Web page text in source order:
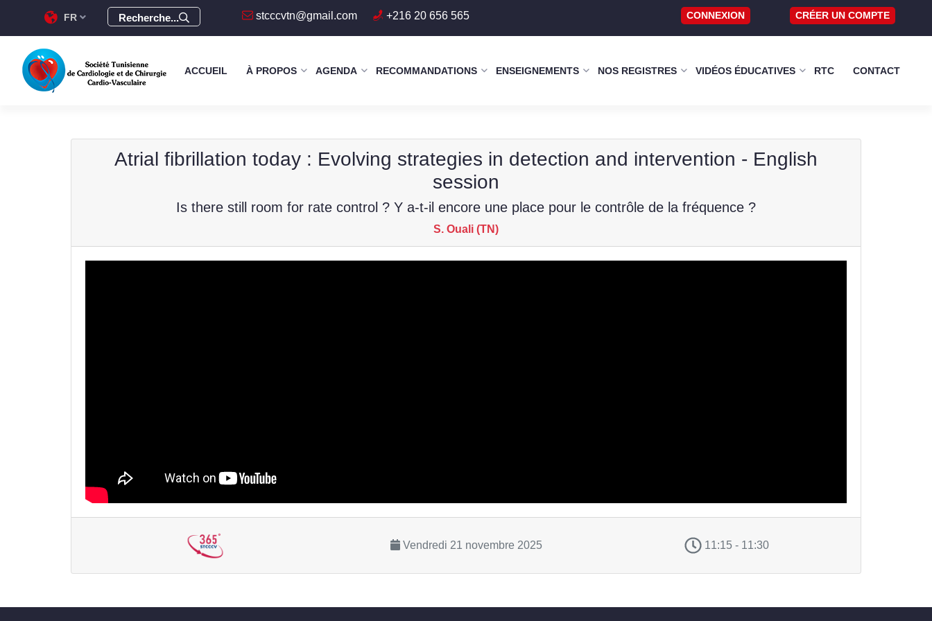
stcccvtn@gmail.com +216 20 656 565
FR Recherche... CONNEXION CRÉER UN COMPTE
ACCUEIL À PROPOS AGENDA RECOMMANDATIONS ENSEIGNEMENTS NOS REGISTRES VIDÉOS ÉDUCATIVES RTC CONTACT
Atrial fibrillation today : Evolving strategies in detection and intervention - English
session
Is there still room for rate control ? Y a-t-il encore une place pour le contrôle de la fréquence ?
S. Ouali (TN)
Vendredi 21 novembre 2025 11:15 - 11:30